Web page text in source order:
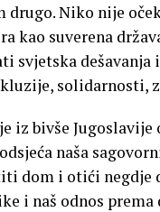
drugo. Niko nije
kao suverena
svjetska
solidarnosti,
iz bivše
naša
dom i otići negdje
i naš odnos